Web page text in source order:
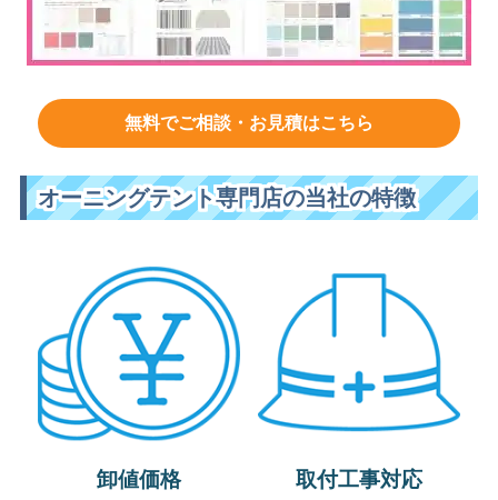
無料でご相談・お見積はこちら
オーニングテント専門店の当社の特徴
卸値価格 取付工事対応